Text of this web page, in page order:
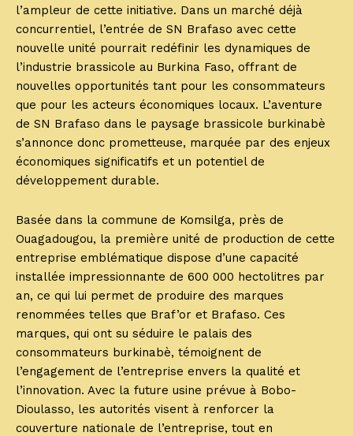
l’ampleur de cette initiative. Dans un marché déjà
concurrentiel, l’entrée de SN Brafaso avec cette
nouvelle unité pourrait redéfinir les dynamiques de
l’industrie brassicole au Burkina Faso, offrant de
nouvelles opportunités tant pour les consommateurs
que pour les acteurs économiques locaux. L’aventure
de SN Brafaso dans le paysage brassicole burkinabè
s’annonce donc prometteuse, marquée par des enjeux
économiques significatifs et un potentiel de
développement durable.
Basée dans la commune de Komsilga, près de
Ouagadougou, la première unité de production de cette
entreprise emblématique dispose d’une capacité
installée impressionnante de 600 000 hectolitres par
an, ce qui lui permet de produire des marques
renommées telles que Braf’or et Brafaso. Ces
marques, qui ont su séduire le palais des
consommateurs burkinabè, témoignent de
l’engagement de l’entreprise envers la qualité et
l’innovation. Avec la future usine prévue à Bobo-
Dioulasso, les autorités visent à renforcer la
couverture nationale de l’entreprise, tout en